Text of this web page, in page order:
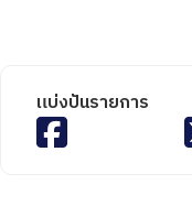
แบ่งปันรายการ